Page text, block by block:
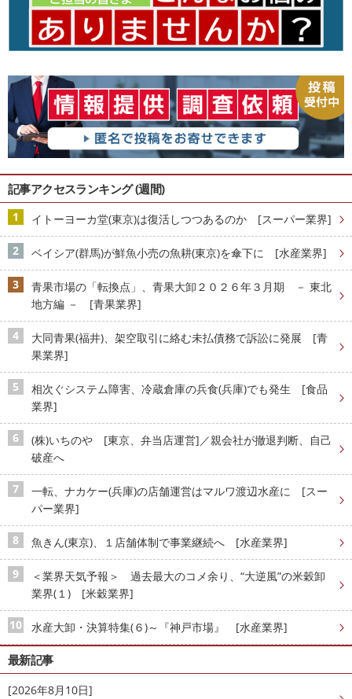
記事アクセスランキング (週間)
イトーヨーカ堂(東京)は復活しつつあるのか [スーパー業界]
ベイシア(群馬)が鮮魚小売の魚耕(東京)を傘下に [水産業界]
青果市場の「転換点」、青果大卸２０２６年３月期 － 東北
地方編 － [青果業界]
大同青果(福井)、架空取引に絡む未払債務で訴訟に発展 [青
果業界]
相次ぐシステム障害、冷蔵倉庫の兵食(兵庫)でも発生 [食品
業界]
(株)いちのや [東京、弁当店運営]／親会社が撤退判断、自己
破産へ
一転、ナカケー(兵庫)の店舗運営はマルワ渡辺水産に [スー
パー業界]
魚きん(東京)、１店舗体制で事業継続へ [水産業界]
＜業界天気予報＞ 過去最大のコメ余り、“大逆風”の米穀卸
業界(１) [米穀業界]
水産大卸・決算特集(６)～『神戸市場』 [水産業界]
最新記事
[2026年8月10日]